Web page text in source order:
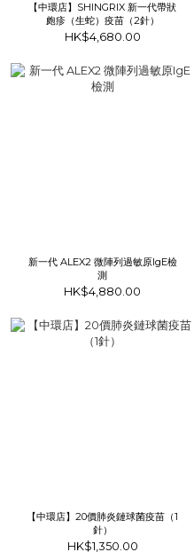
【中環店】SHINGRIX 新一代帶狀
皰疹（生蛇）疫苗（2針）
HK$4,680.00
新一代 ALEX2 微陣列過敏原IgE檢
測
HK$4,880.00
【中環店】20價肺炎鏈球菌疫苗（1
針）
HK$1,350.00